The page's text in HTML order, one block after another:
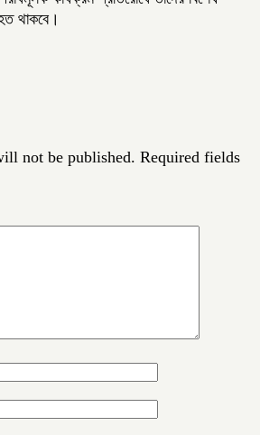
থাকবে।
not be published. Required fields